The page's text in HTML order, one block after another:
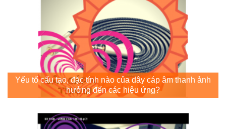
Yếu tố cấu tạo, đặc tính nào của dây cáp âm thanh ảnh
hưởng đến các hiệu ứng?